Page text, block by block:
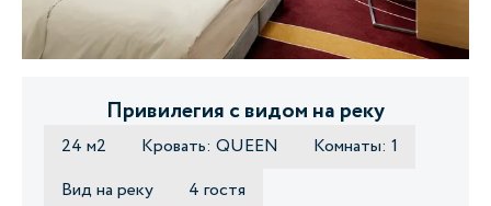
Привилегия с видом на реку
24 м2 Кровать: QUEEN
Комнаты: 1
Вид на реку
4 гостя